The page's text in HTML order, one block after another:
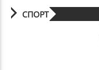
СПОРТ